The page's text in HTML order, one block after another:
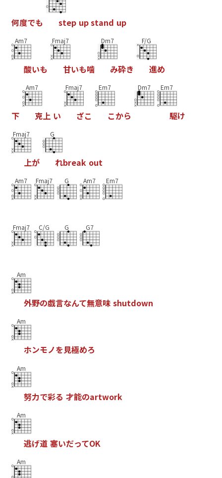
何度でも step upstand up
Am7
酸いも
Fmaj7
甘いも噛
Dm7
み砕き
F/G
進め
下
Am7
克上 い
Fmaj7
ざこ
Em7
こから
Dm7 Em7
駆け
Fmaj7
上が
G
れbreak out
Am7 Fmaj7 G Am7 Em7
Fmaj7 C/G G G7
Am
外野の戯言なんて無意味 shutdown
Am
ホンモノを見極めろ
Am
努力で彩る 才能のartwork
Am
逃げ道 塞いだってOK
Am